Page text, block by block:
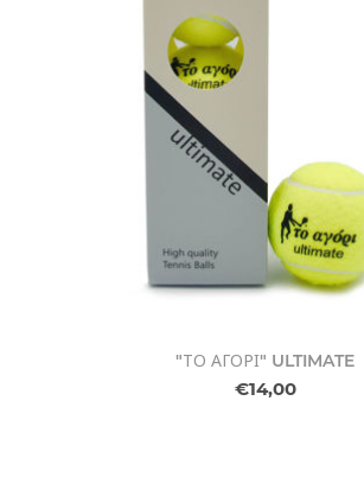
"ΤΟ ΑΓΟΡΙ" ULTIMATE
€14,00